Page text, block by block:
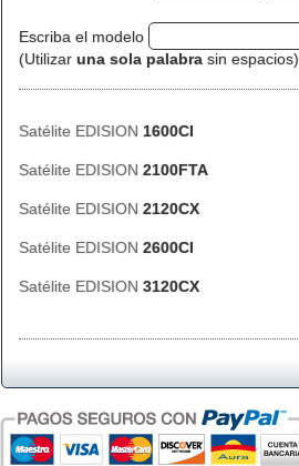
Escriba el modelo
(Utilizar una sola palabra sin espacios)
Satélite EDISION 1600CI
Satélite EDISION 2100FTA
Satélite EDISION 2120CX
Satélite EDISION 2600CI
Satélite EDISION 3120CX